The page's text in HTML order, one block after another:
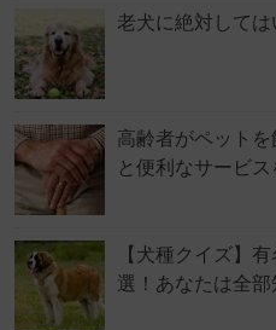
老犬に絶対して
高齢者がペット
と便利なサービス
【犬種クイズ】
選！あなたは全